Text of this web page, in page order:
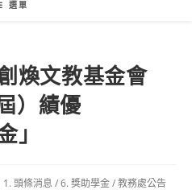
選單
煥文教基金會
）績優
」
1. 頭條消息 /6. 獎助學金/教務處公告